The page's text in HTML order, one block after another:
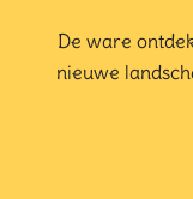
De ware
nieuwe